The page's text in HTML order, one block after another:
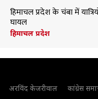
हिमाचल प्रदेश के चंबा में
घायल
हिमाचल प्रदेश
अरविंद केजरीवाल कांग्रेस